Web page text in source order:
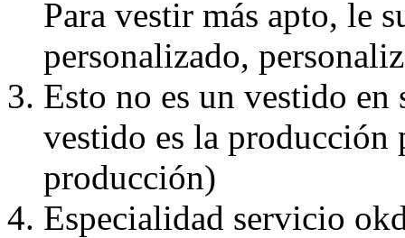
Para vestir más apto, le
personalizado,
Esto no es un vestido
vestido es la producción
producción)
Especialidad servicio